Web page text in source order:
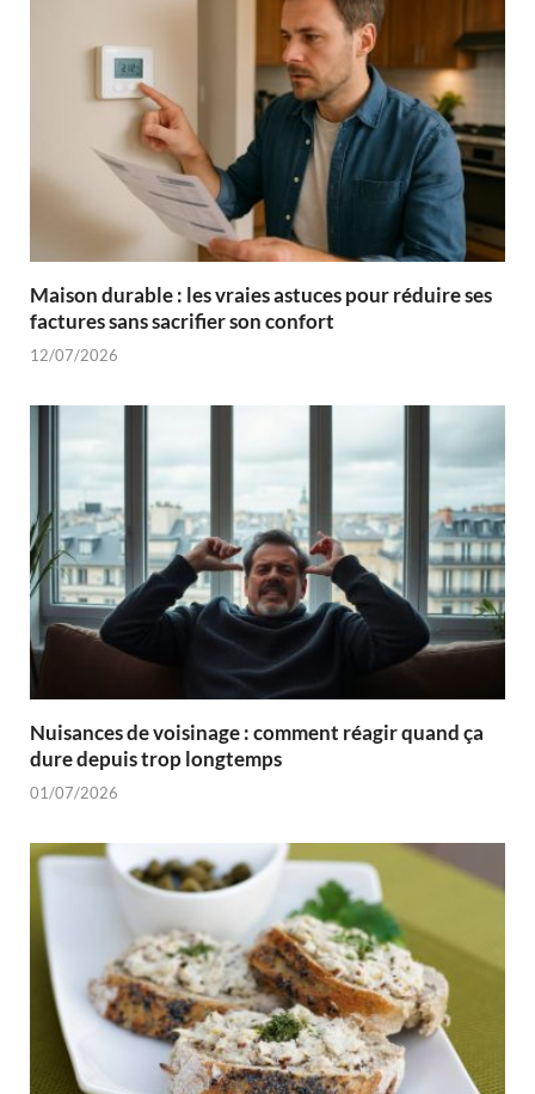
Maison durable : les vraies astuces pour réduire ses
factures sans sacrifier son confort
12/07/2026
Nuisances de voisinage : comment réagir quand ça
dure depuis trop longtemps
01/07/2026